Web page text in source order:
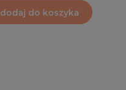
dodaj do koszyka